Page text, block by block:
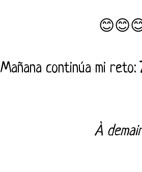
Mañana continúa mi reto:
À